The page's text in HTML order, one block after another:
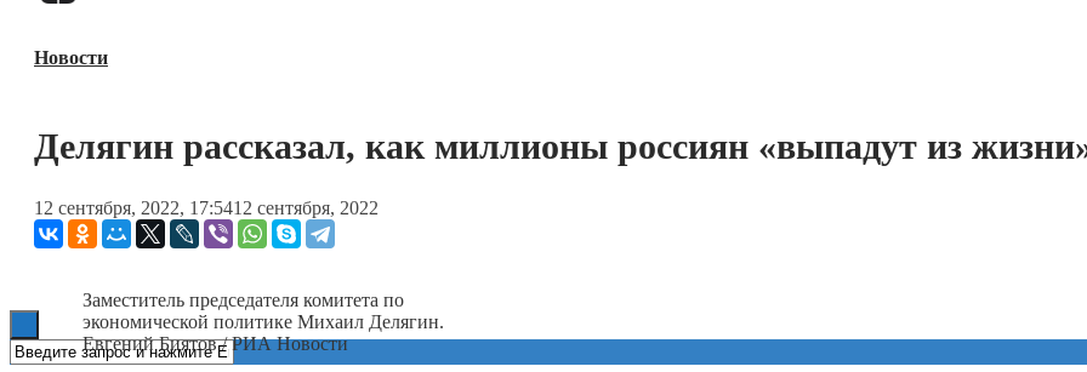
Блокчейн
Технологии
ESG
Новости
Делягин рассказал, как миллионы россиян «выпадут из
12 сентября, 2022, 17:5412 сентября, 2022
Заместитель председателя комитета по
экономической политике Михаил Делягин.
Евгений Биятов / РИА Новости